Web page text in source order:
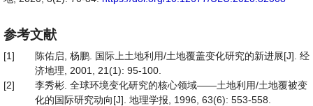
参考文献
[1]
陈佑启, 杨鹏. 国际上土地利用/土地覆盖变化研究的新进展[J]. 经
济地理, 2001, 21(1): 95-100.
[2]
李秀彬. 全球环境变化研究的核心领域——土地利用/土地覆被变
化的国际研究动向[J]. 地理学报, 1996, 63(6): 553-558.